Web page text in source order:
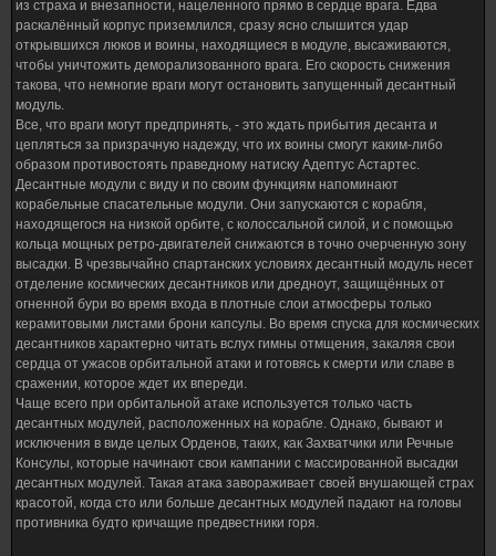
из страха и внезапности, нацеленного прямо в сердце врага. Едва
раскалённый корпус приземлился, сразу ясно слышится удар
открывшихся люков и воины, находящиеся в модуле, высаживаются,
чтобы уничтожить деморализованного врага. Его скорость снижения
такова, что немногие враги могут остановить запущенный десантный
модуль.
Все, что враги могут предпринять, - это ждать прибытия десанта и
цепляться за призрачную надежду, что их воины смогут каким-либо
образом противостоять праведному натиску Адептус Астартес.
Десантные модули с виду и по своим функциям напоминают
корабельные спасательные модули. Они запускаются с корабля,
находящегося на низкой орбите, с колоссальной силой, и с помощью
кольца мощных ретро-двигателей снижаются в точно очерченную зону
высадки. В чрезвычайно спартанских условиях десантный модуль несет
отделение космических десантников или дредноут, защищённых от
огненной бури во время входа в плотные слои атмосферы только
керамитовыми листами брони капсулы. Во время спуска для космических
десантников характерно читать вслух гимны отмщения, закаляя свои
сердца от ужасов орбитальной атаки и готовясь к смерти или славе в
сражении, которое ждет их впереди.
Чаще всего при орбитальной атаке используется только часть
десантных модулей, расположенных на корабле. Однако, бывают и
исключения в виде целых Орденов, таких, как Захватчики или Речные
Консулы, которые начинают свои кампании с массированной высадки
десантных модулей. Такая атака завораживает своей внушающей страх
красотой, когда сто или больше десантных модулей падают на головы
противника будто кричащие предвестники горя.